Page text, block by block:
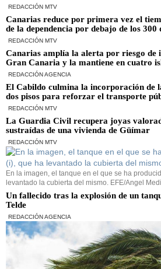
REDACCIÓN MTV
Canarias reduce por primera vez el
de la dependencia por debajo de los 300
REDACCIÓN MTV
Canarias amplía la alerta por riesgo de
Gran Canaria y la mantiene en cuatro
REDACCIÓN AGENCIA
El Cabildo culmina la incorporación de
dos pisos para reforzar el transporte
REDACCIÓN MTV
La Guardia Civil recupera joyas
sustraídas de una vivienda de Güímar
REDACCIÓN MTV
En la imagen, el tanque en el que se ha
levantado la cubierta del mismo. EFE/Angel
Un fallecido tras la explosión de un
Telde
REDACCIÓN AGENCIA